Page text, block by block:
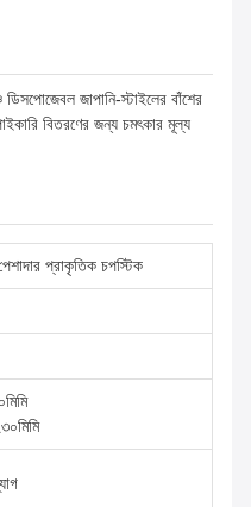
জাপানি-স্টাইলের বাঁশের
বিতরণের জন্য চমৎকার মূল্য
প্রাকৃতিক চপস্টিক